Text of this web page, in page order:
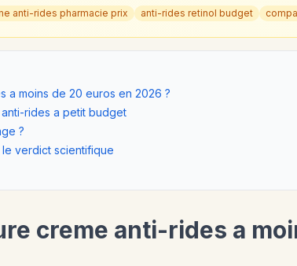
anti-rides pharmacie prix anti-rides retinol budget
a moins de 20 euros en 2026 ?
rides a petit budget
?
verdict scientifique
creme anti-rides a